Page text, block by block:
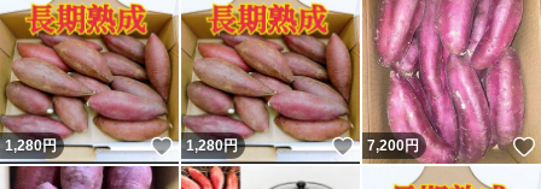
1,280円 いいね！
1,280円 いいね！
7,200円